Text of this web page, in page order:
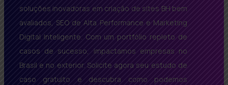
soluções inovadoras em criação de sites BH bem
avaliados, SEO de Alta Performance e Marketing
Digital Inteligente. Com um portfólio repleto de
casos de sucesso, impactamos empresas no
Brasil e no exterior. Solicite agora seu estudo de
caso gratuito e descubra como podemos